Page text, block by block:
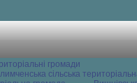
громади
сільська